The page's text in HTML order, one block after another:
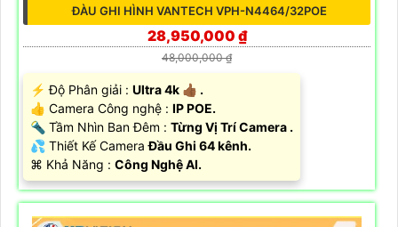
ĐÀU GHI HÌNH VANTECH VPH-N4464/32POE
28,950,000 ₫
48,000,000 ₫
️⚡ Độ Phân giải : Ultra 4k 👍🏾 .
👍 Camera Công nghệ : IP POE.
🔦 Tầm Nhìn Ban Đêm : Từng Vị Trí Camera .
💦 Thiết Kế CameraĐầu Ghi 64 kênh.
️⌘ Khả Năng : Công Nghệ AI.